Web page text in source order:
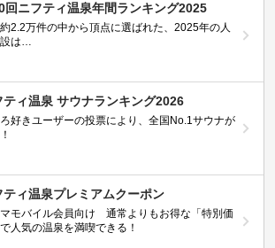
回ニフティ温泉年間ランキング2025
2.2万件の中から頂点に選ばれた、2025年の人
は…
ティ温泉 サウナランキング2026
好きユーザーの投票により、全国No.1サウナが
ティ温泉プレミアムクーポン
マモバイル会員向け 通常よりもお得な「特別価
人気の温泉を満喫できる！